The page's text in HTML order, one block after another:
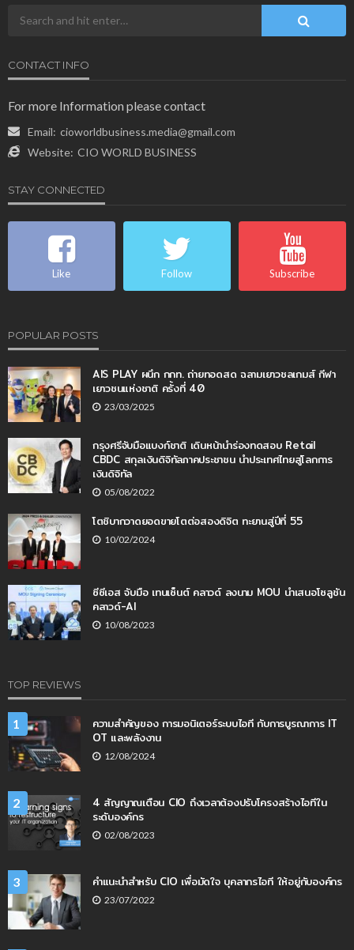
CONTACT INFO
For more Information please contact
Email: cioworldbusiness.media@gmail.com
Website: CIO WORLD BUSINESS
STAY CONNECTED
Like Follow Subscribe
POPULAR POSTS
AIS PLAY ผนึก กกท. ถ่ายทอดสด ฉลามเยาวชลเกมส์ กีฬา
เยาวชนแห่งชาติ ครั้งที่ 40
23/03/2025
กรุงศรีจับมือแบงก์ชาติ เดินหน้านำร่องทดสอบ Retail
CBDC สกุลเงินดิจิทัลภาคประชาชน นำประเทศไทยสู่โลกการ
เงินดิจิทัล
05/08/2022
โตชิบากวาดยอดขายโตต่อสองดิจิต ทะยานสู่ปีที่ 55
10/02/2024
ซีซีเอส จับมือ เทนเซ็นต์ คลาวด์ ลงนาม MOU นำเสนอโซลูชัน
คลาวด์-AI
10/08/2023
TOP REVIEWS
1
ความสำคัญของ การมอนิเตอร์ระบบไอที กับการบูรณาการ IT
OT และพลังงาน
12/08/2024
2
4 สัญญาณเตือน CIO ถึงเวลาต้องปรับโครงสร้างไอทีใน
ระดับองค์กร
02/08/2023
3 คำแนะนำสำหรับ CIO เพื่อมัดใจ บุคลากรไอที ให้อยู่กับองค์กร
23/07/2022